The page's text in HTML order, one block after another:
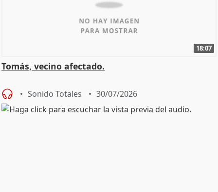
18:07
Tomás, vecino afectado.
Sonido Totales 30/07/2026